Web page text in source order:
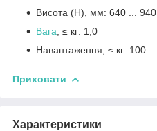
Висота (H), мм: 640 ... 940
Вага , ≤ кг: 1,0
Навантаження, ≤ кг: 100
Приховати
Характеристики